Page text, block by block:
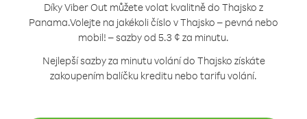
Díky Viber Out můžete volat kvalitně do Thajsko z
Panama.Volejte na jakékoli číslo v Thajsko – pevná nebo
mobil! – sazby od 5.3 ¢ za minutu.
Nejlepší sazby za minutu volání do Thajsko získáte
zakoupením balíčku kreditu nebo tarifu volání.